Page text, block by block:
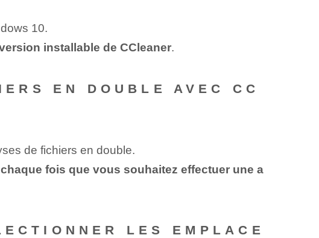
10.
installable de CCleaner.
EN DOUBLE AVEC CC
de fichiers en double.
fois que vous souhaitez effectuer une a
LES EMPLACE